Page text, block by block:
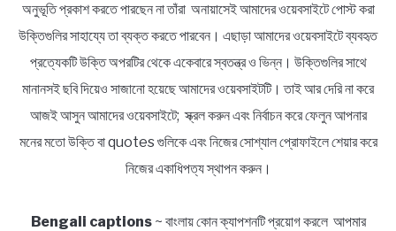
অনুভূতি প্রকাশ করতে পারছেন না তাঁরা অনায়াসেই আমাদের ওয়েবসাইটে পোস্ট করা
উক্তিগুলির সাহায্যে তা ব্যক্ত করতে পারবেন। এছাড়া আমাদের ওয়েবসাইটে ব্যবহৃত
প্রত্যেকটি উক্তি অপরটির থেকে একেবারে স্বতন্ত্র ও ভিন্ন। উক্তিগুলির সাথে
মানানসই ছবি দিয়েও সাজানো হয়েছে আমাদের ওয়েবসাইটটি। তাই আর দেরি না করে
আজই আসুন আমাদের ওয়েবসাইটে; স্ক্রল করুন এবং নির্বাচন করে ফেলুন আপনার
মনের মতো উক্তি বা quotes গুলিকে এবং নিজের সোশ্যাল প্রোফাইলে শেয়ার করে
নিজের একাধিপত্য স্থাপন করুন।
Bengali captions~ বাংলায় কোন ক্যাপশনটি প্রয়োগ করলে আপমার